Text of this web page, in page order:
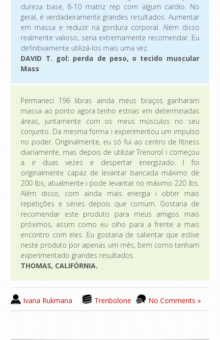
dureza base, 8-10 matriz rep com algum cardio. No
geral, é verdadeiramente grandes resultados. Aumentar
em massa e reduzir na gordura corporal. Além disso
realmente valioso, seria extremamente recomendar. Eu
definitivamente utilizá-los mais uma vez.
DAVID T. gol: perda de peso, o tecido muscular
Mass .
Permaneci 196 libras ainda meus braços ganharam
massa ao ponto agora tenho estrias em determinadas
áreas, juntamente com os meus músculos no seu
conjunto. Da mesma forma i experimentou um impulso
no poder. Originalmente, eu só fui ao centro de fitness
diariamente, mas depois de utilizar Trenorol i começou
a ir duas vezes e despertar energizado. I foi
originalmente capaz de levantar bancada máximo de
200 lbs, atualmente i pode levantar no máximo 220 lbs.
Além disso, com ainda mais energia i obter mais
repetições e séries depois que comum. Gostaria de
recomendar este produto para meus amigos mais
próximos, assim como eu olho para a frente a mais
encontro com eles. Eu gostaria de salientar que estive
neste produto por apenas um mês, bem como tenham
experimentado grandes resultados.
THOMAS, CALIFÓRNIA.
Ivana Rukmana Trenbolone No Comments »